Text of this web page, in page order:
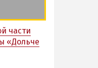
части
«Дольче